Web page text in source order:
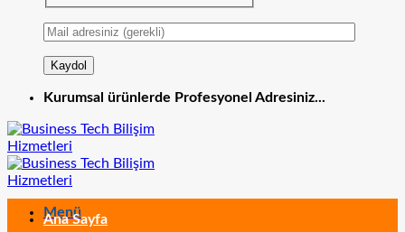
Kurumsal ürünlerde Profesyonel Adresiniz...
Menü
Ana Sayfa